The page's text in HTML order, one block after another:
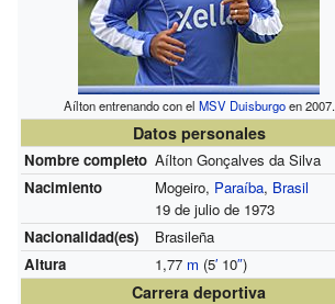
Aílton entrenando con el MSV Duisburgoen 2007.
Datos personales
Nombre completo Aílton Gonçalves da Silva
Nacimiento
Mogeiro, Paraíba, Brasil
19 de julio de 1973
Nacionalidad(es)
Brasileña
Altura
1,77 m (5′10″)
Carrera deportiva